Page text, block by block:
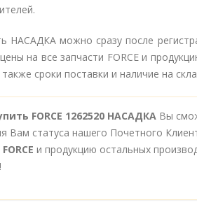
НАСАДКА можно сразу после
на все запчасти FORCE и
сроки поставки и наличие на
FORCE 1262520 НАСАДКА Вы
Вам статуса нашего Почетного
и продукцию остальных